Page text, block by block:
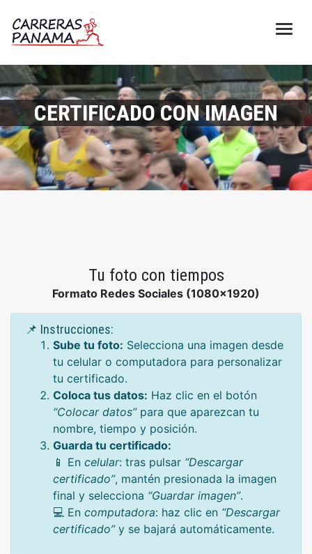
CERTIFICADO CON IMAGEN
Tu foto con tiempos
Formato Redes Sociales (1080x1920)
📌 Instrucciones:
Sube tu foto: Selecciona una imagen desde
tu celular o computadora para personalizar
tu certificado.
Coloca tus datos: Haz clic en el botón
“Colocar datos”para que aparezcan tu
nombre, tiempo y posición.
Guarda tu certificado:
📱 En celular: tras pulsar “Descargar
certificado”, mantén presionada la imagen
final y selecciona “Guardar imagen”.
💻 En computadora: haz clic en “Descargar
certificado”y se bajará automáticamente.